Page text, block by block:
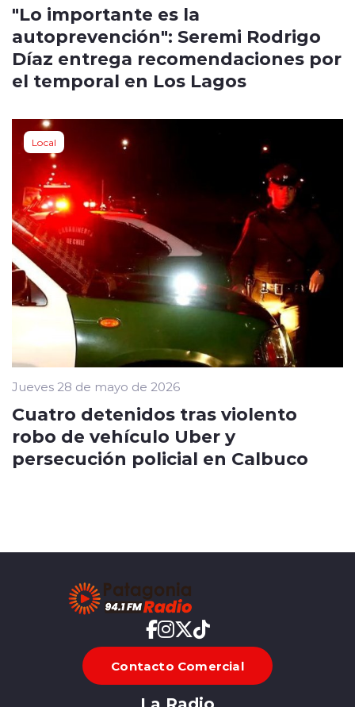
"Lo importante es la
autoprevención": Seremi Rodrigo
Díaz entrega recomendaciones por
el temporal en Los Lagos
Local
Jueves 28 de mayo de 2026
Cuatro detenidos tras violento
robo de vehículo Uber y
persecución policial en Calbuco
Contacto Comercial